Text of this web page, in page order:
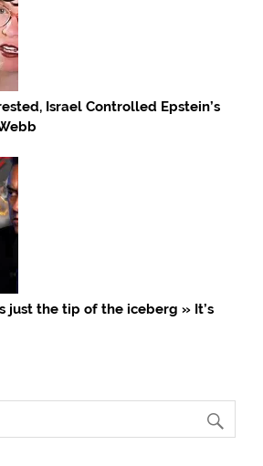
Israel Controlled Epstein’s
just the tip of the iceberg » It’s